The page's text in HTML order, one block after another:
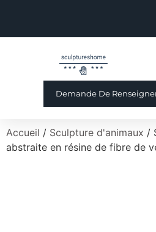
Demande De
Accueil / Sculpture d'animaux /
abstraite en résine de fibre de